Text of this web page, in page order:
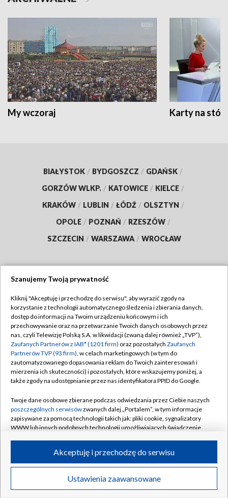
My wczoraj Karty na
BIAŁYSTOK / BYDGOSZCZ / GDAŃSK /
GORZÓW WLKP. / KATOWICE / KIELCE /
KRAKÓW / LUBLIN / ŁÓDŹ / OLSZTYN /
OPOLE / POZNAŃ / RZESZÓW /
SZCZECIN / WARSZAWA / WROCŁAW
TVP
Abonament TVP
Emisja w TVP
Centrum informacji TVP
Naziemna Telewizja Cyfrowa
Rada Programowa
System NOS
Informacje o nadawcy
Program dla prasy
Ogłoszenie przetargowe
Regulamin TVP
Polityka prywatności
Moje zgody
Pomoc
Kontakt
Kanały
©2026 Telewizja Polska S.A. w likwidacji
Szanujemy Twoją prywatność
Kliknij "Akceptuję i przechodzę do serwisu", aby wyrazić zgody na
korzystanie z technologii automatycznego śledzenia i zbierania danych,
dostęp do informacji na Twoim urządzeniu końcowym i ich
przechowywanie oraz na przetwarzanie Twoich danych osobowych przez
nas, czyli Telewizję Polską S.A. w likwidacji (zwaną dalej również „TVP”),
Zaufanych Partnerów z IAB* (1201 firm) oraz pozostałych Zaufanych
Partnerów TVP (93 firm), w celach marketingowych (w tym do
zautomatyzowanego dopasowania reklam do Twoich zainteresowań i
mierzenia ich skuteczności) i pozostałych, które wskazujemy poniżej, a
także zgody na udostępnianie przez nas identyfikatora PPID do Google.
Twoje dane osobowe zbierane podczas odwiedzania przez Ciebie naszych
poszczególnych serwisówzwanych dalej „Portalem”, w tym informacje
zapisywane za pomocą technologii takich jak: pliki cookie, sygnalizatory
WWW lub innych podobnych technologii umożliwiających świadczenie
ruchu w Internecie.
Twoje dane osobowe zbierane podczas odwiedzania przez Ciebie
poszczególnych serwisówna Portalu, takie jak adresy IP, identyfikatory
Ustawienia zaawansowane
Akceptuję i przechodzę do serwisu